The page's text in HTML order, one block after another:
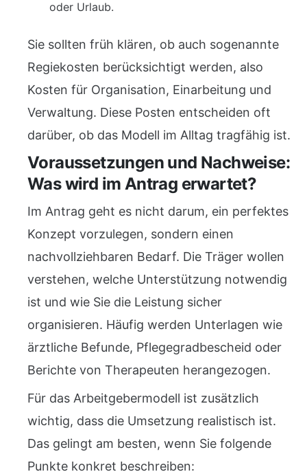
oder Urlaub.
Sie sollten früh klären, ob auch sogenannte
Regiekosten berücksichtigt werden, also
Kosten für Organisation, Einarbeitung und
Verwaltung. Diese Posten entscheiden oft
darüber, ob das Modell im Alltag tragfähig ist.
Voraussetzungen und Nachweise:
Was wird im Antrag erwartet?
Im Antrag geht es nicht darum, ein perfektes
Konzept vorzulegen, sondern einen
nachvollziehbaren Bedarf. Die Träger wollen
verstehen, welche Unterstützung notwendig
ist und wie Sie die Leistung sicher
organisieren. Häufig werden Unterlagen wie
ärztliche Befunde, Pflegegradbescheid oder
Berichte von Therapeuten herangezogen.
Für das Arbeitgebermodell ist zusätzlich
wichtig, dass die Umsetzung realistisch ist.
Das gelingt am besten, wenn Sie folgende
Punkte konkret beschreiben: